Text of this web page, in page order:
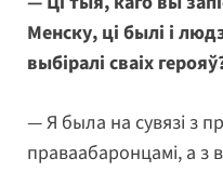
Менску, ці былі і
выбіралі сваіх
— Я была на сувязі з
праваабаронцамі, а з